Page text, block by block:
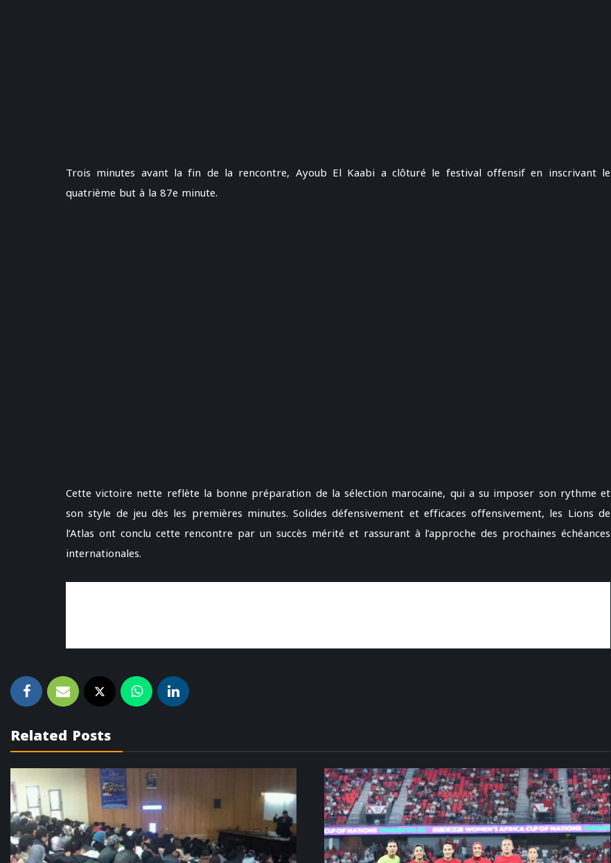
Trois minutes avant la fin de la rencontre, Ayoub El Kaabi a clôturé le festival offensif en inscrivant le
quatrième but à la 87e minute.
Cette victoire nette reflète la bonne préparation de la sélection marocaine, qui a su imposer son rythme et
son style de jeu dès les premières minutes. Solides défensivement et efficaces offensivement, les Lions de
l’Atlas ont conclu cette rencontre par un succès mérité et rassurant à l’approche des prochaines échéances
internationales.
Related Posts